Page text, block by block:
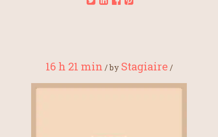
16 h 21 min /by Stagiaire /